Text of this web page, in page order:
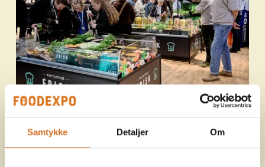
Samtykke Detaljer Om
31. marts 2026| Foodexpo
Fagligt fællesskab og fornyelse
hittede på Foodexpo